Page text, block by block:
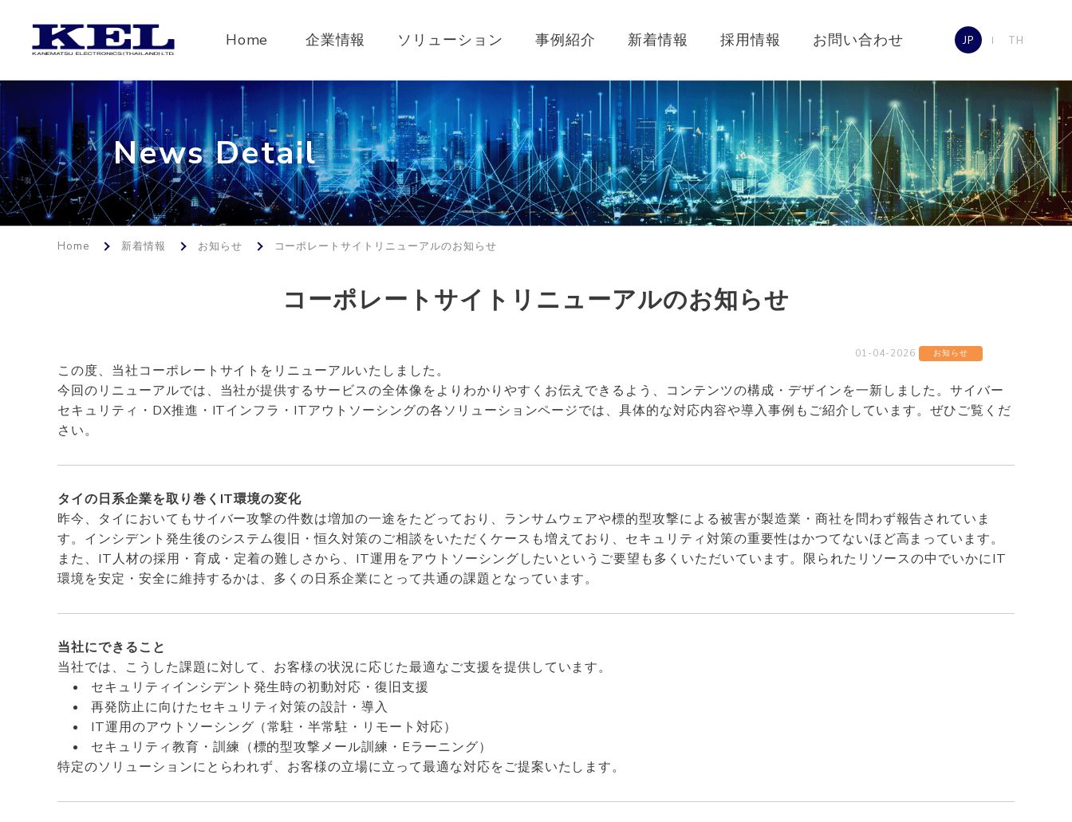
Home 企業情報 ソリューション 事例紹介 新着情報 採用情報 お問い合わせ JP TH
News Detail
Home 新着情報 お知らせ コーポレートサイトリニューアルのお知らせ
コーポレートサイトリニューアルのお知らせ
01-04-2026 お知らせ
この度、当社コーポレートサイトをリニューアルいたしました。
今回のリニューアルでは、当社が提供するサービスの全体像をよりわかりやすくお伝えできるよう、コンテンツの構成・デザインを一新しました。サイバー
セキュリティ・DX推進・ITインフラ・ITアウトソーシングの各ソリューションページでは、具体的な対応内容や導入事例もご紹介しています。ぜひご覧くだ
さい。
タイの日系企業を取り巻くIT環境の変化
昨今、タイにおいてもサイバー攻撃の件数は増加の一途をたどっており、ランサムウェアや標的型攻撃による被害が製造業・商社を問わず報告されていま
す。インシデント発生後のシステム復旧・恒久対策のご相談をいただくケースも増えており、セキュリティ対策の重要性はかつてないほど高まっています。
また、IT人材の採用・育成・定着の難しさから、IT運用をアウトソーシングしたいというご要望も多くいただいています。限られたリソースの中でいかにIT
環境を安定・安全に維持するかは、多くの日系企業にとって共通の課題となっています。
当社にできること
当社では、こうした課題に対して、お客様の状況に応じた最適なご支援を提供しています。
セキュリティインシデント発生時の初動対応・復旧支援
再発防止に向けたセキュリティ対策の設計・導入
IT運用のアウトソーシング（常駐・半常駐・リモート対応）
セキュリティ教育・訓練（標的型攻撃メール訓練・Eラーニング）
特定のソリューションにとらわれず、お客様の立場に立って最適な対応をご提案いたします。